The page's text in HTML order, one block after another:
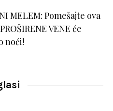
MELEM: Pomešajte ova
VENE će
noći!